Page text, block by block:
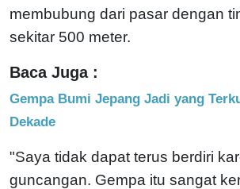
membubung dari pasar dengan
sekitar 500 meter.
Baca Juga :
Gempa Bumi Jepang Jadi yang
Dekade
"Saya tidak dapat terus berdiri
guncangan. Gempa itu sangat